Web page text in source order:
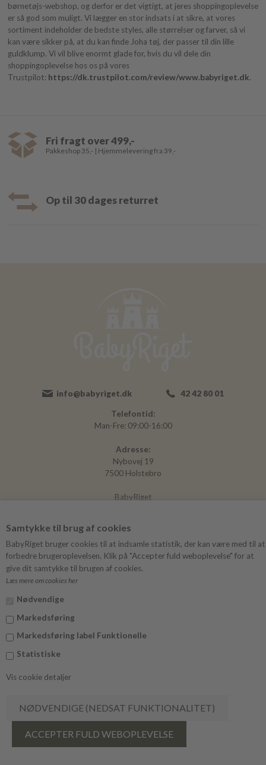
Samtykke til brug af cookies
BabyRiget bruger cookies til at indsamle statistik, der kan være med til at
forbedre brugeroplevelsen. Klik på "Accepter fuld weboplevelse" for at
give dit samtykke til brugen af cookies.
Læs mere om cookies her
Nødvendige
Markedsføring
Markedsføring label Funktionelle
Statistiske
Vis cookie detaljer
børnetøjs-webshop, og derfor er det vigtigt, at jeres shoppingoplevelse
er så god som muligt. Vi lægger en stor indsats i at sikre, at vores
sortiment indeholder de bedste styles, alle størrelser og farver, så vi
kan være sikker på, at du kan finde Joha tøj, der passer til din lille
guldklump. Vi vil blive enormt glade for, hvis du vil dele din
shoppingoplevelse hos os på vores
Trustpilot: https://dk.trustpilot.com/review/www.babyriget.dk.
Fri fragt over 499,-
Pakkeshop 35,- | Hjemmelevering fra 39,-
Op til 30 dages returret
info@babyriget.dk 42 42 80 01
Telefontid:
Man-Fre: 09:00-16:00
Adresse:
Nybovej 19
7500 Holstebro
BabyRiget
KUNDESERVICE
Afhentning
INFORMATION
Størrelsesguide